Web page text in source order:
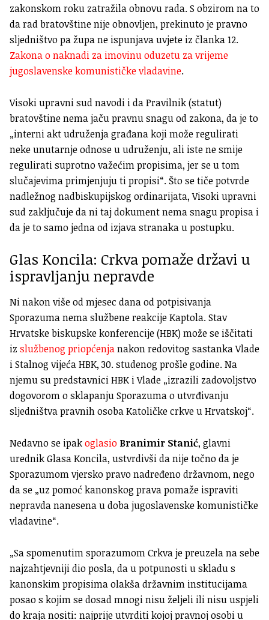
zakonskom roku zatražila obnovu rada. S obzirom na to
da rad bratovštine nije obnovljen, prekinuto je pravno
sljedništvo pa župa ne ispunjava uvjete iz članka 12.
Zakona o naknadi za imovinu oduzetu za vrijeme
jugoslavenske komunističke vladavine.
Visoki upravni sud navodi i da Pravilnik (statut)
bratovštine nema jaču pravnu snagu od zakona, da je to
„interni akt udruženja građana koji može regulirati
neke unutarnje odnose u udruženju, ali iste ne smije
regulirati suprotno važećim propisima, jer se u tom
slučajevima primjenjuju ti propisi“. Što se tiče potvrde
nadležnog nadbiskupijskog ordinarijata, Visoki upravni
sud zaključuje da ni taj dokument nema snagu propisa i
da je to samo jedna od izjava stranaka u postupku.
Glas Koncila: Crkva pomaže državi u
ispravljanju nepravde
Ni nakon više od mjesec dana od potpisivanja
Sporazuma nema službene reakcije Kaptola. Stav
Hrvatske biskupske konferencije (HBK) može se iščitati
iz službenog priopćenjanakon redovitog sastanka Vlade
i Stalnog vijeća HBK, 30. studenog prošle godine. Na
njemu su predstavnici HBK i Vlade „izrazili zadovoljstvo
dogovorom o sklapanju Sporazuma o utvrđivanju
sljedništva pravnih osoba Katoličke crkve u Hrvatskoj“.
Nedavno se ipakoglasio Branimir Stanić, glavni
urednik Glasa Koncila, ustvrdivši da nije točno da je
Sporazumom vjersko pravo nadređeno državnom, nego
da se „uz pomoć kanonskog prava pomaže ispraviti
nepravda nanesena u doba jugoslavenske komunističke
vladavine“.
„Sa spomenutim sporazumom Crkva je preuzela na sebe
najzahtjevniji dio posla, da u potpunosti u skladu s
kanonskim propisima olakša državnim institucijama
posao s kojim se dosad mnogi nisu željeli ili nisu uspjeli
do kraja nositi: najprije utvrditi kojoj pravnoj osobi u